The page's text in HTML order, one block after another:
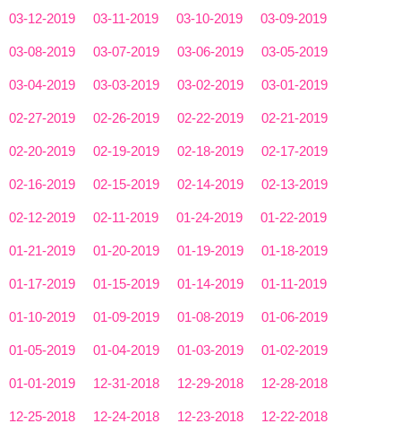
03-12-2019 03-11-2019 03-10-2019 03-09-2019
03-08-2019 03-07-2019 03-06-2019 03-05-2019
03-04-2019 03-03-2019 03-02-2019 03-01-2019
02-27-2019 02-26-2019 02-22-2019 02-21-2019
02-20-2019 02-19-2019 02-18-2019 02-17-2019
02-16-2019 02-15-2019 02-14-2019 02-13-2019
02-12-2019 02-11-2019 01-24-2019 01-22-2019
01-21-2019 01-20-2019 01-19-2019 01-18-2019
01-17-2019 01-15-2019 01-14-2019 01-11-2019
01-10-2019 01-09-2019 01-08-2019 01-06-2019
01-05-2019 01-04-2019 01-03-2019 01-02-2019
01-01-2019 12-31-2018 12-29-2018 12-28-2018
12-25-2018 12-24-2018 12-23-2018 12-22-2018